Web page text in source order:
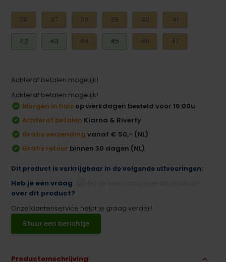
36 37 38 39 40 41
42 43 44 45 46 47
Achteraf betalen mogelijk!
Achteraf betalen mogelijk!
Morgen in huis op werkdagen besteld voor 16:00u
Achteraf betalen Klarna & Riverty
Gratis verzending vanaf € 50,- (NL)
Gratis retour binnen 30 dagen (NL)
Dit product is verkrijgbaar in de volgende uitvoeringen:
Heb je een vraag
over dit product?
Onze klantenservice helpt je graag verder!
Stuur een berichtje
Productomschrijving